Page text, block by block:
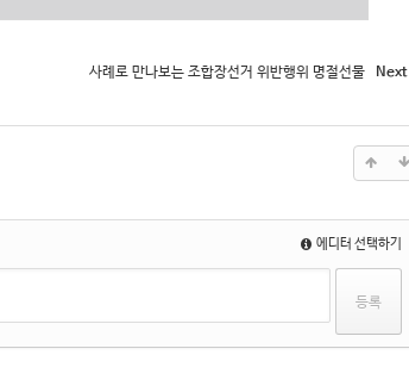
사례로 만나보는 조합장선거 위반행위 명절선물 Next
에디터 선택하기